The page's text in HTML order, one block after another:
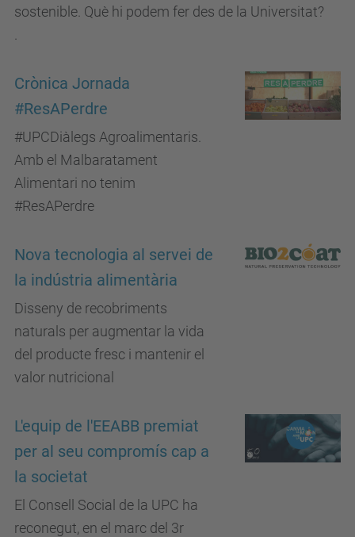
sostenible. Què hi podem fer des de la Universitat?
Crònica Jornada
#ResAPerdre
#UPCDiàlegs Agroalimentaris.
Amb el Malbaratament
Alimentari no tenim
#ResAPerdre
Nova tecnologia al servei de
la indústria alimentària
Disseny de recobriments
naturals per augmentar la vida
del producte fresc i mantenir el
valor nutricional
L'equip de l'EEABB premiat
per al seu compromís cap a
la societat
El Consell Social de la UPC ha
reconegut, en el marc del 3r